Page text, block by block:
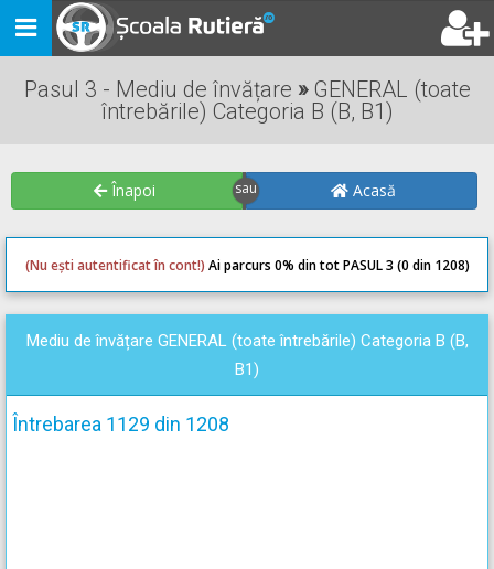
Toggle
navigation
Pasul 3 - Mediu de învățare »GENERAL (toate
întrebările) Categoria B (B, B1)
Înapoi Acasă
(Nu ești autentificat în cont!) Ai parcurs 0% din tot PASUL 3 (0 din 1208)
0
Mediu de învățare GENERAL (toate întrebările) Categoria B (B,
B1)
Întrebarea 1129 din 1208